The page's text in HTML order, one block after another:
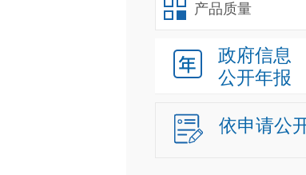
产品质量
政府信息
公开年报
依申请公